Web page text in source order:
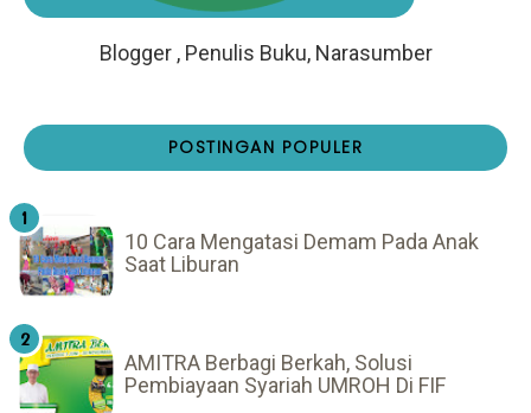
Blogger , Penulis Buku, Narasumber
POSTINGAN POPULER
10 Cara Mengatasi Demam Pada Anak
Saat Liburan
AMITRA Berbagi Berkah, Solusi
Pembiayaan Syariah UMROH Di FIF